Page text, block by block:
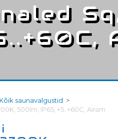
Kõik saunavalgustid >
500lm, IP65, +5..+60C, Airam